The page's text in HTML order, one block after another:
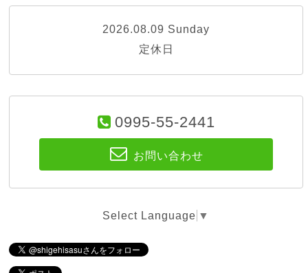
2026.08.09 Sunday
定休日
0995-55-2441
お問い合わせ
Select Language ▼